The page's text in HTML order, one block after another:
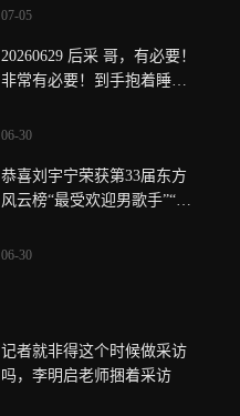
07-05
20260629 后采 哥，有必要！
非常有必要！到手抱着睡那
06-30
恭喜刘宇宁荣获第33届东方
风云榜“最受欢迎男歌手”“网
喜爱歌手”“最佳演唱会”四项
06-30
记者就非得这个时候做采访
吗，李明启老师捆着采访